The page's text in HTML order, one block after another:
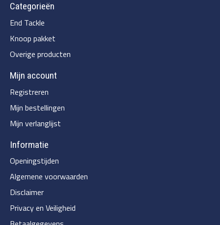
Categorieën
End Tackle
Knoop pakket
Overige producten
Mijn account
Registreren
Mijn bestellingen
Mijn verlanglijst
Informatie
Openingstijden
Algemene voorwaarden
Disclaimer
Privacy en Veiligheid